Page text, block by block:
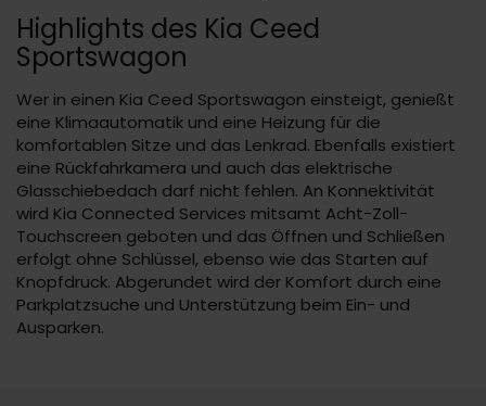
Highlights des Kia Ceed
Sportswagon
Wer in einen Kia Ceed Sportswagon einsteigt, genießt
eine Klimaautomatik und eine Heizung für die
komfortablen Sitze und das Lenkrad. Ebenfalls existiert
eine Rückfahrkamera und auch das elektrische
Glasschiebedach darf nicht fehlen. An Konnektivität
wird Kia Connected Services mitsamt Acht-Zoll-
Touchscreen geboten und das Öffnen und Schließen
erfolgt ohne Schlüssel, ebenso wie das Starten auf
Knopfdruck. Abgerundet wird der Komfort durch eine
Parkplatzsuche und Unterstützung beim Ein- und
Ausparken.